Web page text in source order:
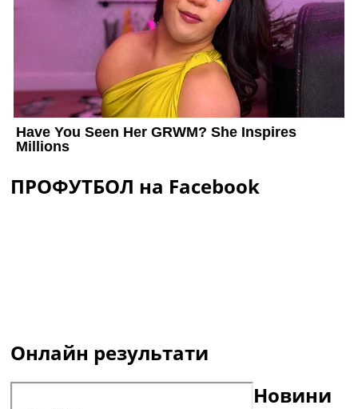
ПРОФУТБОЛ на Facebook
Онлайн результати
Новини